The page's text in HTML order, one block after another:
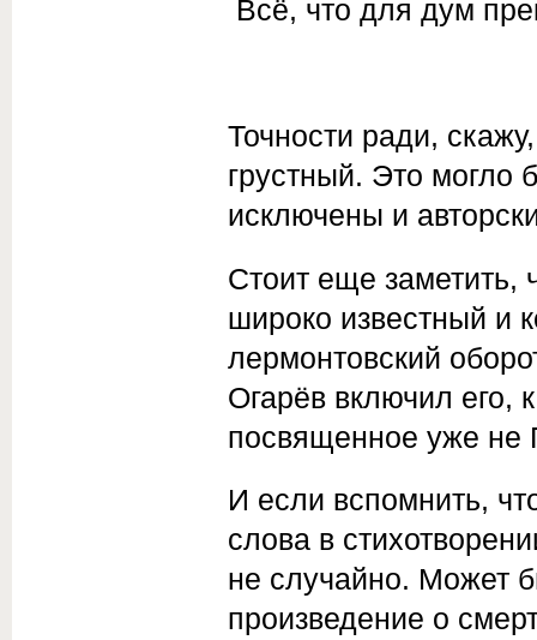
Всё, что для дум
Точности ради,
грустный. Это могло
исключены и
Стоит еще заметить,
широко известный и
лермонтовский
Огарёв включил его,
посвященное уже не
И если вспомнить,
слова в
не случайно. Может
произведение о